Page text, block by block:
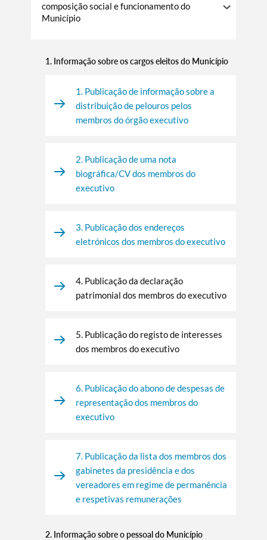
composição social e funcionamento do
Município
1. Informação sobre os cargos eleitos do Município
1. Publicação de informação sobre a
distribuição de pelouros pelos
membros do órgão executivo
2. Publicação de uma nota
biográfica/CV dos membros do
executivo
3. Publicação dos endereços
eletrónicos dos membros do executivo
4. Publicação da declaração
patrimonial dos membros do executivo
5. Publicação do registo de interesses
dos membros do executivo
6. Publicação do abono de despesas de
representação dos membros do
executivo
7. Publicação da lista dos membros dos
gabinetes da presidência e dos
vereadores em regime de permanência
e respetivas remunerações
2. Informação sobre o pessoal do Município